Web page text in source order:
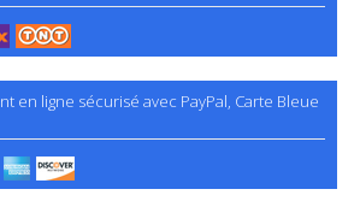
en ligne sécurisé avec PayPal, Carte Bleue